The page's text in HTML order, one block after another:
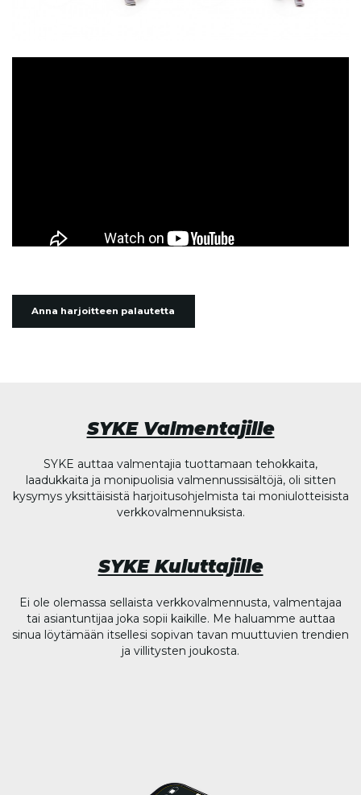
Anna harjoitteen palautetta
SYKE Valmentajille
SYKE auttaa valmentajia tuottamaan tehokkaita,
laadukkaita ja monipuolisia valmennussisältöjä, oli sitten
kysymys yksittäisistä harjoitusohjelmista tai moniulotteisista
verkkovalmennuksista.
SYKE Kuluttajille
Ei ole olemassa sellaista verkkovalmennusta, valmentajaa
tai asiantuntijaa joka sopii kaikille. Me haluamme auttaa
sinua löytämään itsellesi sopivan tavan muuttuvien trendien
ja villitysten joukosta.